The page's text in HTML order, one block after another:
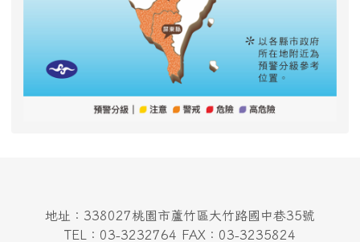
地址：338027桃園市蘆竹區大竹路國中巷35號
TEL：03-3232764 FAX：03-3235824